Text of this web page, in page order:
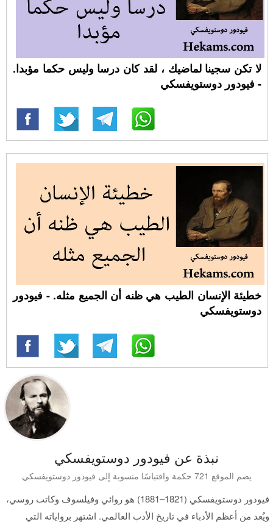
لا تكن سجينا لماضيك ، لقد كان درسا وليس حكما مؤبدا.
- فيودور دوستويفسكي
خطيئة الإنسان الطيب هي ظنه أن الجميع مثله. - فيودور
دوستويفسكي
نبذة عن فيودور دوستويفسكي
يضم الموقع 721 حكمة واقتباسًا منسوبة إلى فيودور دوستويفسكي
فيودور دوستويفسكي (1821–1881) هو روائي وفيلسوف وكاتب روسي،
ويُعد من أعظم الأدباء في تاريخ الأدب العالمي. اشتهر برواياته التي